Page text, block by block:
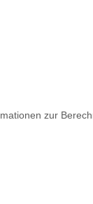
zur